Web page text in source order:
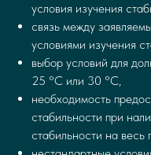
условия изучения
связь между
условиями изучения
выбор условий для
25 °С или 30 °С,
необходимость
стабильности при
стабильности на весь